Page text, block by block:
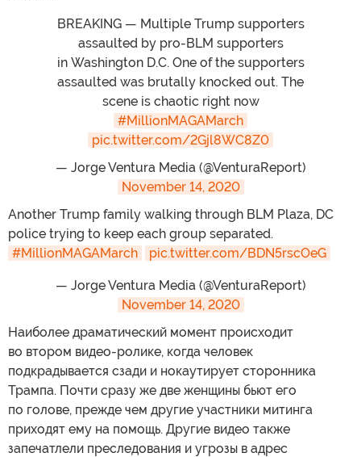
BREAKING — Multiple Trump supporters
assaulted by pro-BLM supporters
in Washington D.C. One of the supporters
assaulted was brutally knocked out. The
scene is chaotic right now
#MillionMAGAMarch
pic.twitter.com/2Gjl8WC8Z0
— Jorge Ventura Media (@VenturaReport)
November 14, 2020
​Another Trump family walking through BLM Plaza, DC
police trying to keep each group separated.
#MillionMAGAMarch
pic.twitter.com/BDN5rscOeG
— Jorge Ventura Media (@VenturaReport)
November 14, 2020
​Наиболее драматический момент происходит
во втором видео-ролике, когда человек
подкрадывается сзади и нокаутирует сторонника
Трампа. Почти сразу же две женщины бьют его
по голове, прежде чем другие участники митинга
приходят ему на помощь. Другие видео также
запечатлели преследования и угрозы в адрес